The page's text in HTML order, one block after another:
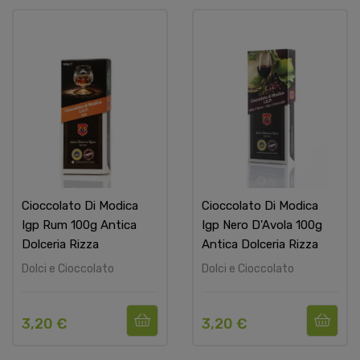
Cioccolato Di Modica
Igp Rum 100g Antica
Dolceria Rizza
Dolci e Cioccolato
3,20 €
Cioccolato Di Modica
Igp Nero D'Avola 100g
Antica Dolceria Rizza
Dolci e Cioccolato
3,20 €